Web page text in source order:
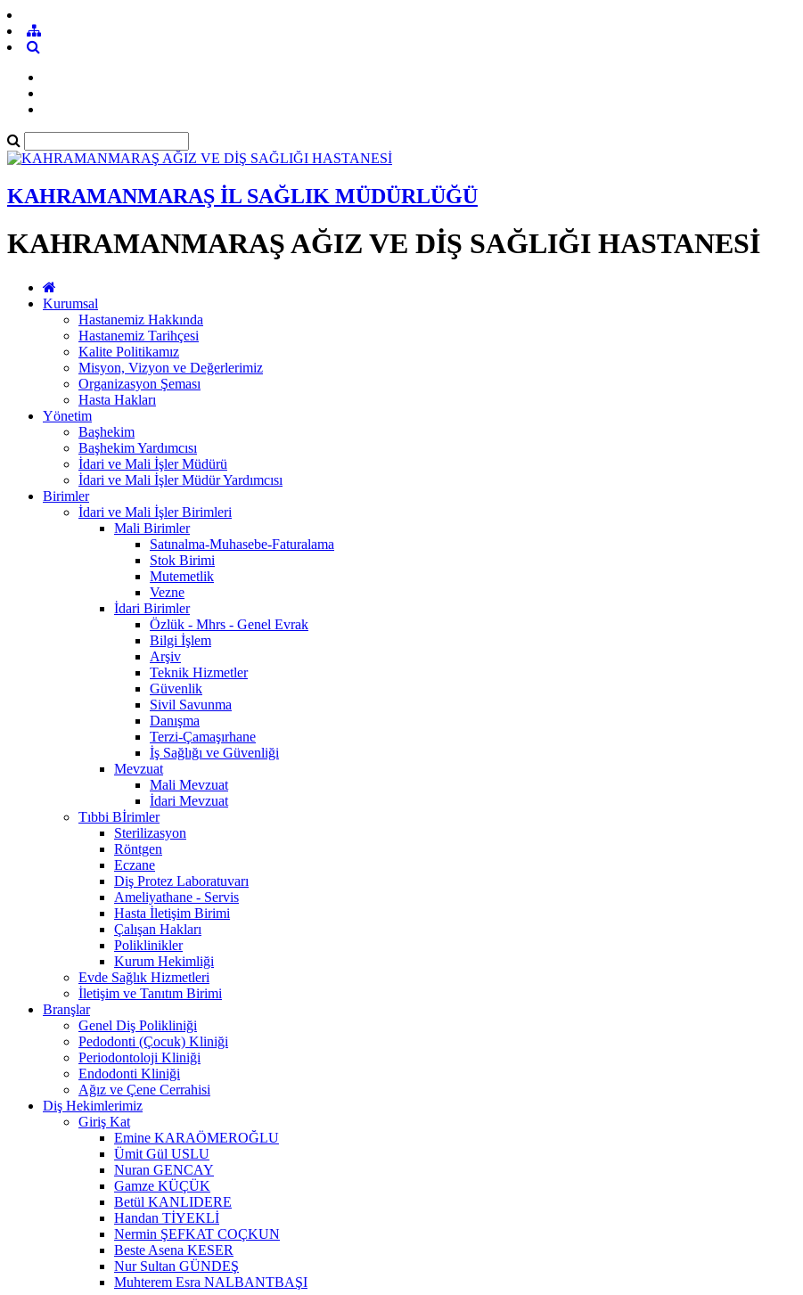
KAHRAMANMARAŞ İL SAĞLIK MÜDÜRLÜĞÜ
KAHRAMANMARAŞ AĞIZ VE DİŞ SAĞLIĞI HASTANESİ
Kurumsal
Hastanemiz Hakkında
Hastanemiz Tarihçesi
Kalite Politikamız
Misyon, Vizyon ve Değerlerimiz
Organizasyon Şeması
Hasta Hakları
Yönetim
Başhekim
Başhekim Yardımcısı
İdari ve Mali İşler Müdürü
İdari ve Mali İşler Müdür Yardımcısı
Birimler
İdari ve Mali İşler Birimleri
Mali Birimler
Satınalma-Muhasebe-Faturalama
Stok Birimi
Mutemetlik
Vezne
İdari Birimler
Özlük - Mhrs - Genel Evrak
Bilgi İşlem
Arşiv
Teknik Hizmetler
Güvenlik
Sivil Savunma
Danışma
Terzi-Çamaşırhane
İş Sağlığı ve Güvenliği
Mevzuat
Mali Mevzuat
İdari Mevzuat
Tıbbi Bİrimler
Sterilizasyon
Röntgen
Eczane
Diş Protez Laboratuvarı
Ameliyathane - Servis
Hasta İletişim Birimi
Çalışan Hakları
Poliklinikler
Kurum Hekimliği
Evde Sağlık Hizmetleri
İletişim ve Tanıtım Birimi
Branşlar
Genel Diş Polikliniği
Pedodonti (Çocuk) Kliniği
Periodontoloji Kliniği
Endodonti Kliniği
Ağız ve Çene Cerrahisi
Diş Hekimlerimiz
Giriş Kat
Emine KARAÖMEROĞLU
Ümit Gül USLU
Nuran GENCAY
Gamze KÜÇÜK
Betül KANLIDERE
Handan TİYEKLİ
Nermin ŞEFKAT COÇKUN
Beste Asena KESER
Nur Sultan GÜNDEŞ
Muhterem Esra NALBANTBAŞI